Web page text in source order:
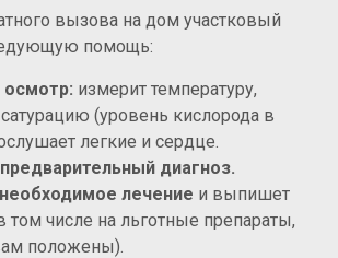
вызова на дом участковый
помощь:
измерит температуру,
(уровень кислорода в
легкие и сердце.
диагноз.
лечение и выпишет
том числе на льготные препараты,
положены).